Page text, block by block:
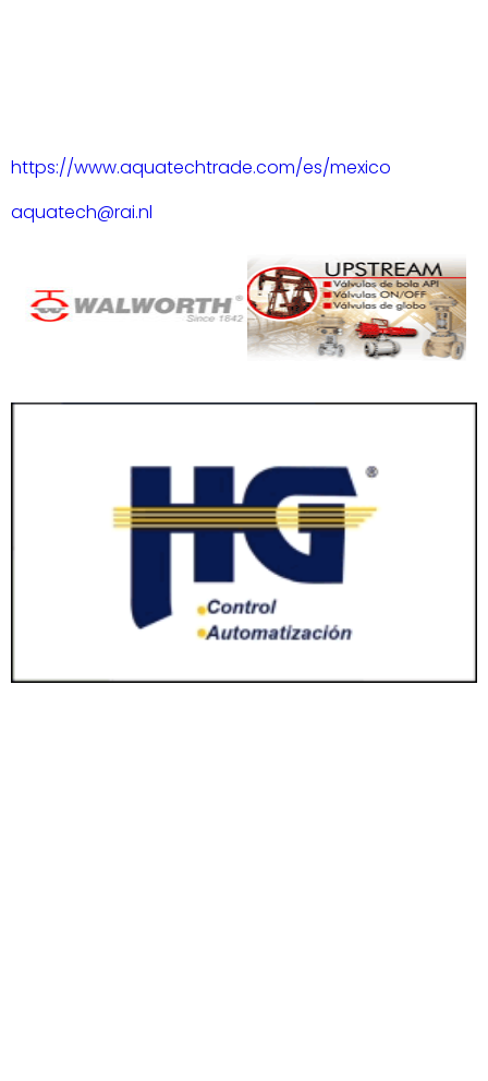
https://www.aquatechtrade.com/es/mexico
aquatech@rai.nl